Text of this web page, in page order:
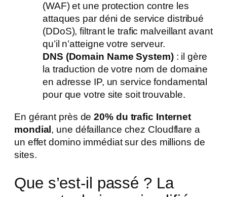
(WAF) et une protection contre les
attaques par déni de service distribué
(DDoS), filtrant le trafic malveillant avant
qu’il n’atteigne votre serveur.
DNS (Domain Name System) : il gère
la traduction de votre nom de domaine
en adresse IP, un service fondamental
pour que votre site soit trouvable.
En gérant près de20% du trafic Internet
mondial , une défaillance chez Cloudflare a
un effet domino immédiat sur des millions de
sites.
Que s’est-il passé ? La